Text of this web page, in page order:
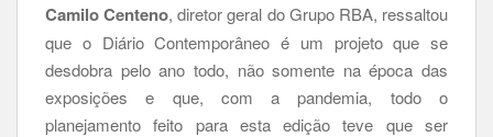
Camilo Centeno, diretor geral do Grupo RBA, ressaltou
que o Diário Contemporâneo é um projeto que se
desdobra pelo ano todo, não somente na época das
exposições e que, com a pandemia, todo o
planejamento feito para esta edição teve que ser